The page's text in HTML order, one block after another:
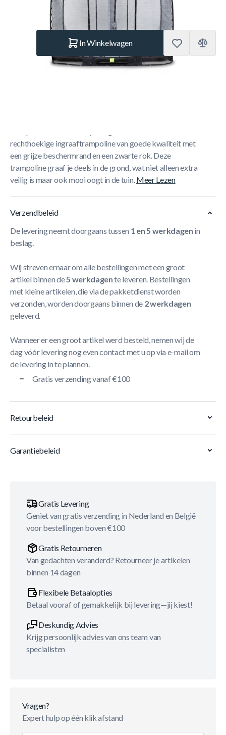
Op voorraad
In Winkelwagen
rechthoekige ingraaftrampoline van goede kwaliteit met
een grijze beschermrand en een zwarte rok. Deze
trampoline graaf je deels in de grond, wat niet alleen extra
veilig is maar ook mooi oogt in de tuin.Meer Lezen
Verzendbeleid
De levering neemt doorgaans tussen 1 en 5 werkdagen in
beslag.
Wij streven ernaar om alle bestellingen met een groot
artikel binnen de5 werkdagente leveren. Bestellingen
met kleine artikelen, die via de pakketdienst worden
verzonden, worden doorgaans binnen de 2 werkdagen
geleverd.
Wanneer er een groot artikel werd besteld, nemen wij de
dag vóór levering nog even contact met u op via e-mail om
de levering in te plannen.
Gratis verzending vanaf €100
Retourbeleid
Garantiebeleid
Gratis Levering
Geniet van gratis verzending in Nederland en België
voor bestellingen boven €100
Gratis Retourneren
Van gedachten veranderd? Retourneer je artikelen
binnen 14 dagen
Flexibele Betaalopties
Betaal vooraf of gemakkelijk bij levering—jij kiest!
Deskundig Advies
Krijg persoonlijk advies van ons team van
specialisten
Vragen?
Expert hulp op één klik afstand